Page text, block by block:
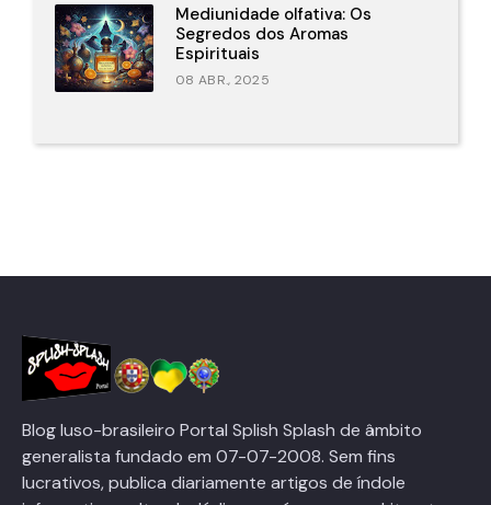
Mediunidade olfativa: Os
Segredos dos Aromas
Espirituais
08 ABR., 2025
Blog luso-brasileiro Portal Splish Splash de âmbito
generalista fundado em 07-07-2008. Sem fins
lucrativos, publica diariamente artigos de índole